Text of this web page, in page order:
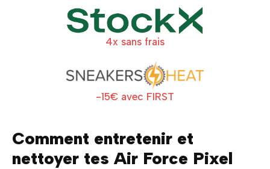
4x sans frais
-15€ avec FIRST
Comment entretenir et
nettoyer tes Air Force Pixel